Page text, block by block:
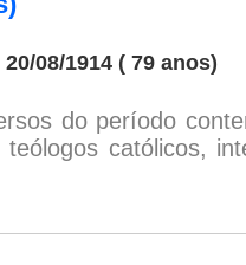
08/1914 ( 79 anos)
do período
católicos,